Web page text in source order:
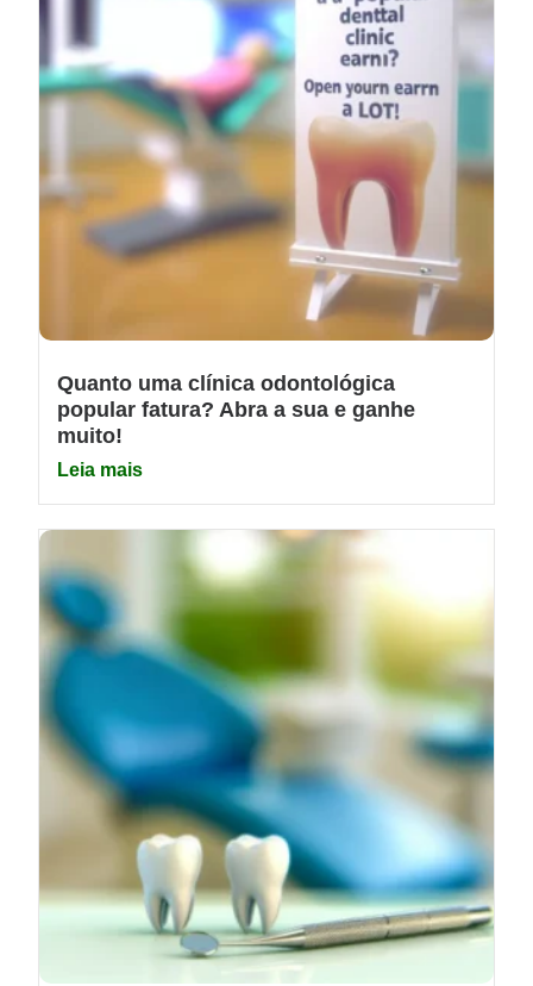
Quanto uma clínica odontológica
popular fatura? Abra a sua e ganhe
muito!
Leia mais